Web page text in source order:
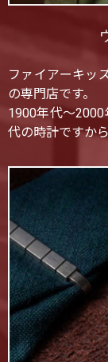
ファイアーキッ
の専門店です。
1900年代〜
代の時計ですか